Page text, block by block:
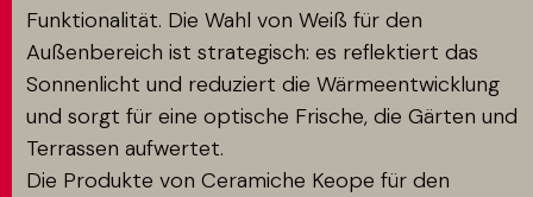
Funktionalität. Die Wahl von Weiß für den
Außenbereich ist strategisch: es reflektiert das
Sonnenlicht und reduziert die Wärmeentwicklung
und sorgt für eine optische Frische, die Gärten und
Terrassen aufwertet.
Die Produkte von Ceramiche Keope für den